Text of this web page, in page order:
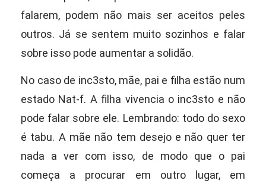
falarem, podem não mais ser aceitos peles
outros. Já se sentem muito sozinhos e falar
sobre isso pode aumentar a solidão.
No caso de inc3sto, mãe, pai e filha estão num
estado Nat-f. A filha vivencia o inc3sto e não
pode falar sobre ele. Lembrando: todo do sexo
é tabu. A mãe não tem desejo e não quer ter
nada a ver com isso, de modo que o pai
começa a procurar em outro lugar, em